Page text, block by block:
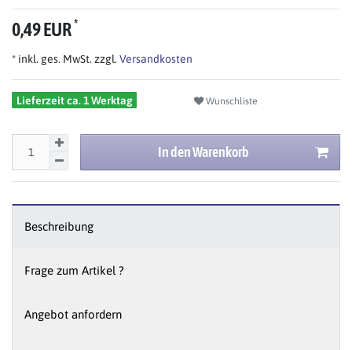
0,49 EUR*
* inkl. ges. MwSt. zzgl. Versandkosten
Lieferzeit ca. 1 Werktag Wunschliste
In den Warenkorb
Beschreibung
Frage zum Artikel ?
Angebot anfordern